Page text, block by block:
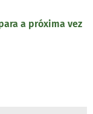
a próxima vez